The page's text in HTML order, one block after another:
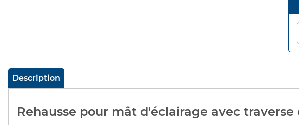
#productDetails.showMoreTabs#
Description
Rehausse pour mât d'éclairage avec